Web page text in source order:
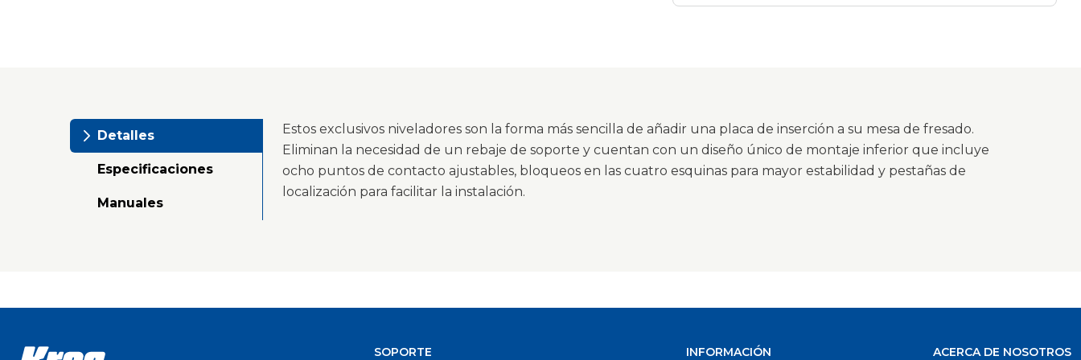
piezas
Detalles
Especificaciones
Manuales
Estos exclusivos niveladores son la forma más sencilla de añadir una placa de inserción a su mesa de fresado.
Eliminan la necesidad de un rebaje de soporte y cuentan con un diseño único de montaje inferior que incluye
ocho puntos de contacto ajustables, bloqueos en las cuatro esquinas para mayor estabilidad y pestañas de
localización para facilitar la instalación.
SOPORTE INFORMACIÓN ACERCA DE NOSOTROS